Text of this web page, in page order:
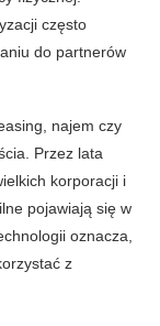
często
do partnerów
najem czy
Przez lata
korporacji i
pojawiają się w
oznacza,
z